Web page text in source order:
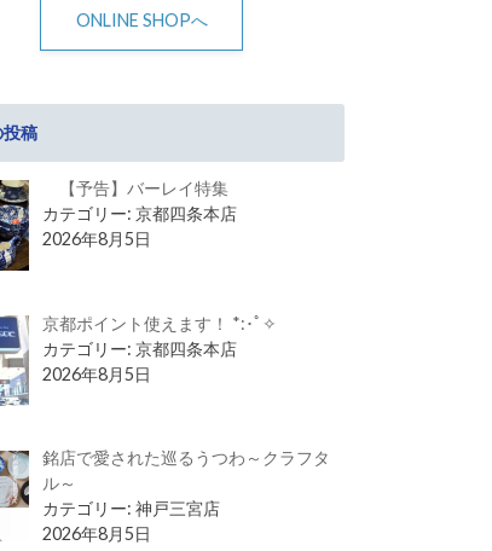
ONLINE SHOPへ
稿
【予告】バーレイ特集
カテゴリー: 京都四条本店
2026年8月5日
京都ポイント使えます！ *:･ﾟ✧
カテゴリー: 京都四条本店
2026年8月5日
銘店で愛された巡るうつわ～クラフタ
ル～
カテゴリー: 神戸三宮店
2026年8月5日